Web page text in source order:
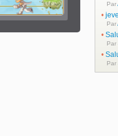
Par
•
Par
•
Par
•
Par